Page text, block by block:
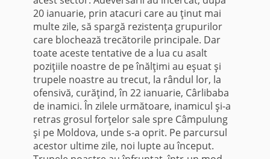
20 ianuarie, prin atacuri care au ţinut mai
multe zile, să spargă rezistenţa grupurilor
care blochează trecătorile principale. Dar
toate aceste tentative de a lua cu asalt
poziţiile noastre de pe înălţimi au eşuat şi
trupele noastre au trecut, la rândul lor, la
ofensivă, curăţind, în 22 ianuarie, Cârlibaba
de inamici. În zilele următoare, inamicul şi-a
retras grosul forţelor sale spre Câmpulung
şi pe Moldova, unde s-a oprit. Pe parcursul
acestor ultime zile, noi lupte au început.